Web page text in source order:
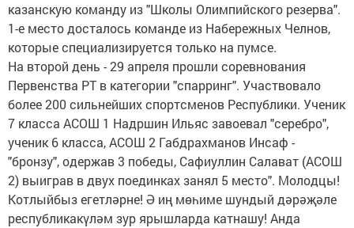
казанскую команду из "Школы Олимпийского резерва".
1-е место досталось команде из Набережных Челнов,
которые специализируется только на пумсе.
На второй день - 29 апреля прошли соревнования
Первенства РТ в категории "спарринг". Участвовало
более 200 сильнейших спортсменов Республики. Ученик
7 класса АСОШ 1 Надршин Ильяс завоевал "серебро",
ученик 6 класса, АСОШ 2 Габдрахманов Инсаф -
"бронзу", одержав 3 победы, Сафиуллин Салават (АСОШ
2) выиграв в двух поединках занял 5 место". Молодцы!
Котлыйбыз егетләрне! Ә иң мөһиме шундый дәрәҗәле
республикакүләм зур ярышларда катнашу! Анда